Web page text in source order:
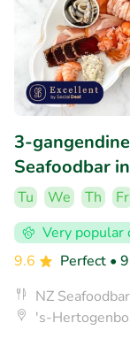
3-
Seafoodbar
Tu We Th Fr
Very popular
9.6
Perfect •
NZ Seafoodbar
's-